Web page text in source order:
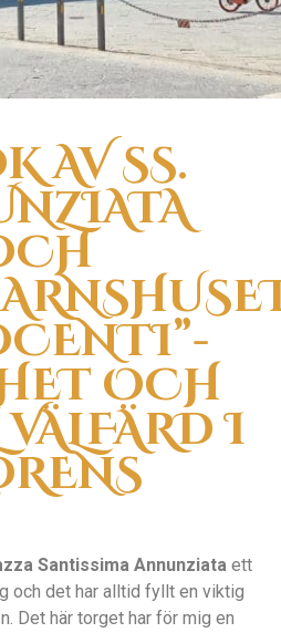
AV SS.
OCH
I
Santissima Annunziata ett
och det har alltid fyllt en viktig
Det här torget har för mig en